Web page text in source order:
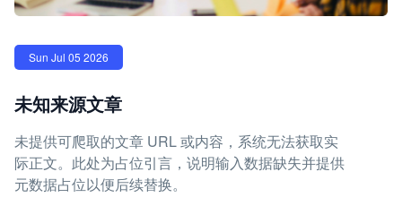
Sun Jul 05 2026
未知来源文章
未提供可爬取的文章 URL 或内容，系统无法获取实
际正文。此处为占位引言，说明输入数据缺失并提供
元数据占位以便后续替换。